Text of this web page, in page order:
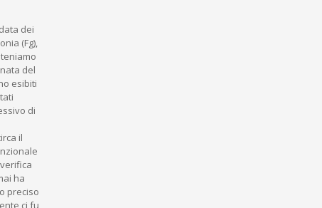
dei
(Fg),
del
esibiti
di
il
ha
preciso
ci fu